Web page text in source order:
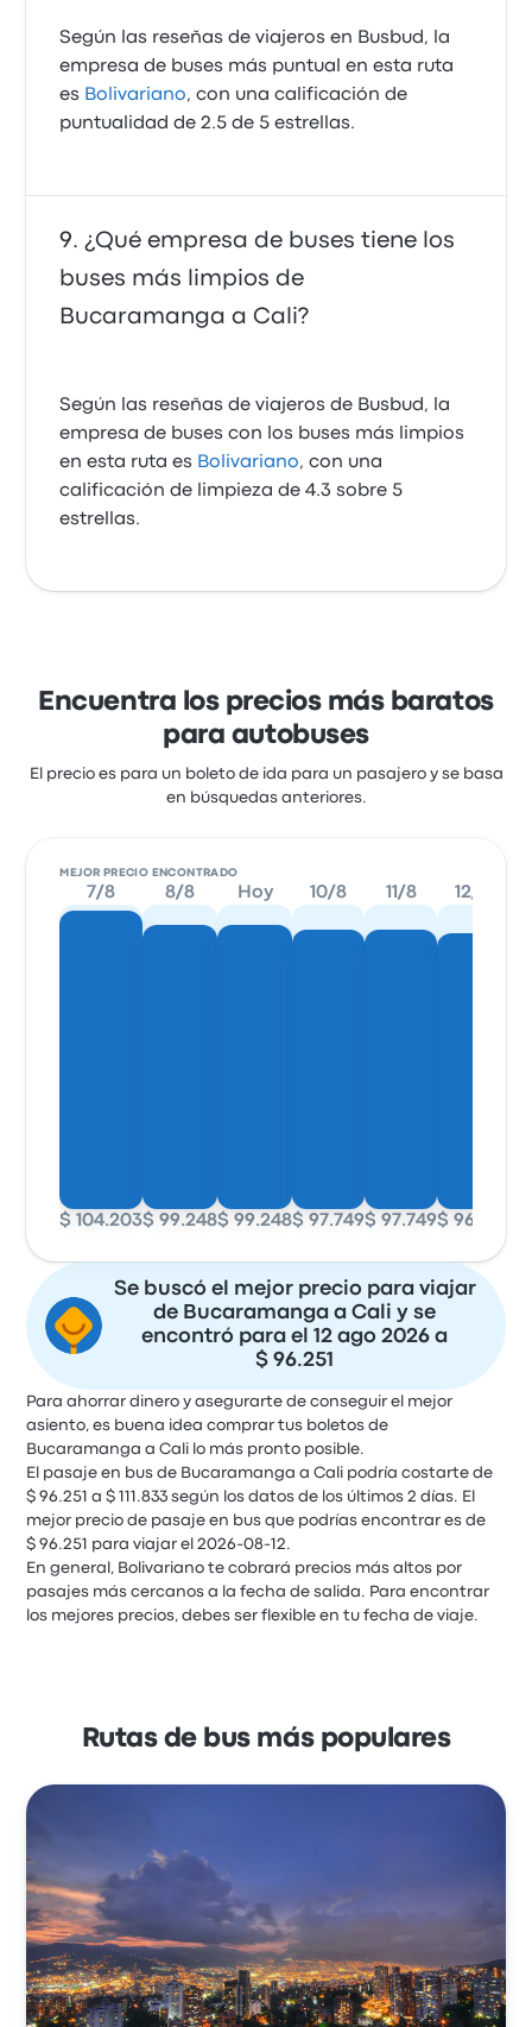
Según las reseñas de viajeros en Busbud, la
empresa de buses más puntual en esta ruta
es Bolivariano, con una calificación de
puntualidad de 2.5 de 5 estrellas.
¿Qué empresa de buses tiene los
buses más limpios de
Bucaramanga a Cali?
Según las reseñas de viajeros de Busbud, la
empresa de buses con los buses más limpios
en esta ruta es Bolivariano, con una
calificación de limpieza de 4.3 sobre 5
estrellas.
Encuentra los precios más baratos
para autobuses
El precio es para un boleto de ida para un pasajero y se basa
en búsquedas anteriores.
MEJOR PRECIO ENCONTRADO
7/8
$ 104.203
8/8
$ 99.248
Hoy
$ 99.248
10/8
$ 97.749
11/8
$ 97.749
12/8
$ 96.251
Se buscó el mejor precio para viajar
de Bucaramanga a Cali y se
encontró para el 12 ago 2026 a
$ 96.251
Para ahorrar dinero y asegurarte de conseguir el mejor
asiento, es buena idea comprar tus boletos de
Bucaramanga a Cali lo más pronto posible.
El pasaje en bus de Bucaramanga a Cali podría costarte de
$ 96.251 a $ 111.833 según los datos de los últimos 2 días. El
mejor precio de pasaje en bus que podrías encontrar es de
$ 96.251 para viajar el 2026-08-12.
En general, Bolivariano te cobrará precios más altos por
pasajes más cercanos a la fecha de salida. Para encontrar
los mejores precios, debes ser flexible en tu fecha de viaje.
Rutas de bus más populares